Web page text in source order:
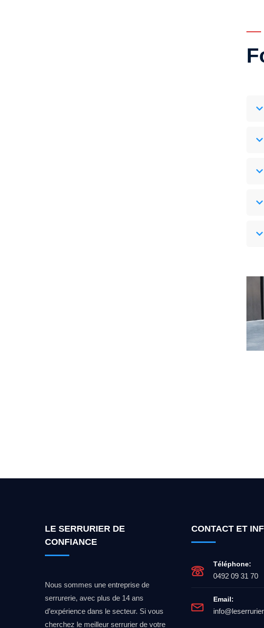
LE SERRURIER DE
CONFIANCE
Nous sommes une entreprise de
serrurerie, avec plus de 14 ans
d’expérience dans le secteur. Si vous
cherchez le meilleur serrurier de votre
CONTACT ET
Téléphone:
0492 09 31 70
Email: